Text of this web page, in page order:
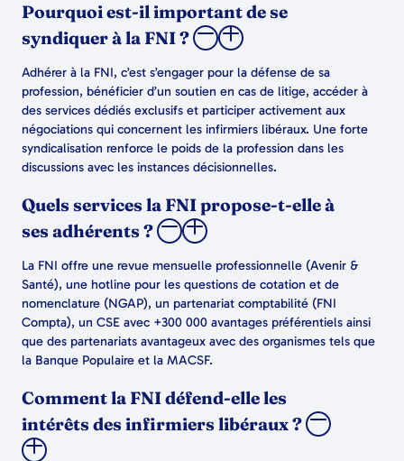
Pourquoi est-il important de se
syndiquer à la FNI ?
Adhérer à la FNI, c’est s’engager pour la défense de sa
profession, bénéficier d’un soutien en cas de litige, accéder à
des services dédiés exclusifs et participer activement aux
négociations qui concernent les infirmiers libéraux. Une forte
syndicalisation renforce le poids de la profession dans les
discussions avec les instances décisionnelles.
Quels services la FNI propose-t-elle à
ses adhérents ?
La FNI offre une revue mensuelle professionnelle (Avenir &
Santé), une hotline pour les questions de cotation et de
nomenclature (NGAP), un partenariat comptabilité (FNI
Compta), un CSE avec +300 000 avantages préférentiels ainsi
que des partenariats avantageux avec des organismes tels que
la Banque Populaire et la MACSF.
Comment la FNI défend-elle les
intérêts des infirmiers libéraux ?